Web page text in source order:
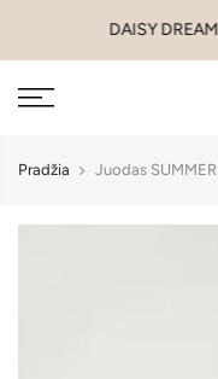
DAISY
Pradžia Juodas